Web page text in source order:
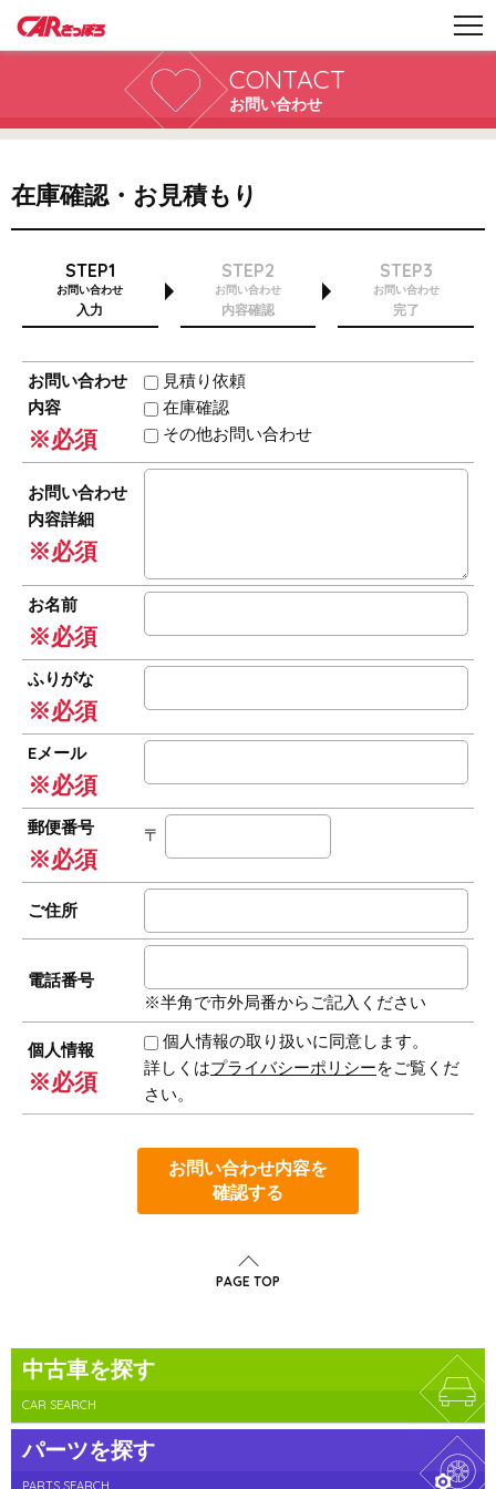
CONTACT
お問い合わせ
在庫確認・お見積もり
STEP1
お問い合わせ
入力
STEP2
お問い合わせ
内容確認
STEP3
お問い合わせ
完了
お問い合わせ
内容
※必須
見積り依頼
在庫確認
その他お問い合わせ
お問い合わせ
内容詳細
※必須
お名前
※必須
ふりがな
※必須
Eメール
※必須
郵便番号
※必須
〒
ご住所
電話番号
※半角で市外局番からご記入ください
個人情報
※必須
個人情報の取り扱いに同意します。
詳しくはプライバシーポリシーをご覧くだ
さい。
お問い合わせ内容を
確認する
PAGE TOP
中古車を探す
CAR SEARCH
パーツを探す
PARTS SEARCH